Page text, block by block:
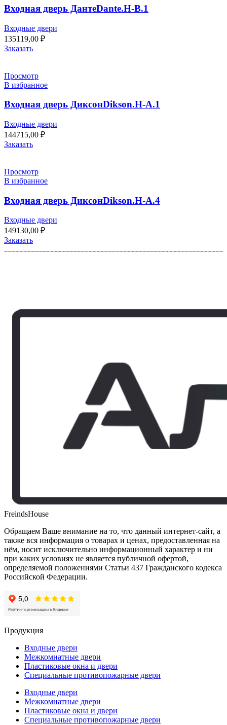
Входная дверь ДантеDante.H-B.1
Входные двери
135119,00 ₽
Заказать
Просмотр
В избранное
Входная дверь ДиксонDikson.H-A.1
Входные двери
144715,00 ₽
Заказать
Просмотр
В избранное
Входная дверь ДиксонDikson.H-A.4
Входные двери
149130,00 ₽
Заказать
FreindsHouse
Обращаем Ваше внимание на то, что данный интернет-сайт, а
также вся информация о товарах и ценах, предоставленная на
нём, носит исключительно информационный характер и ни
при каких условиях не является публичной офертой,
определяемой положениями Статьи 437 Гражданского кодекса
Российской Федерации.
Продукция
Входные двери
Межкомнатные двери
Пластиковые окна и двери
Специальные противопожарные двери
Входные двери
Межкомнатные двери
Пластиковые окна и двери
Специальные противопожарные двери